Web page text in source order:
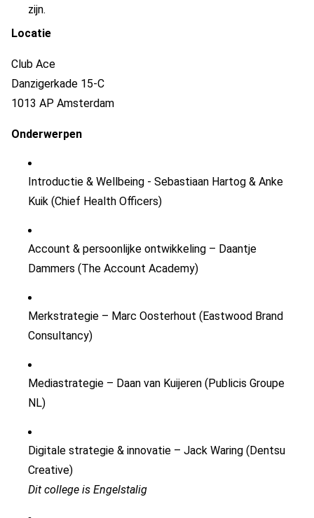
zijn.
Locatie
Club Ace
Danzigerkade 15-C
1013 AP Amsterdam
Onderwerpen
Introductie & Wellbeing - Sebastiaan Hartog & Anke
Kuik (Chief Health Officers)
Account & persoonlijke ontwikkeling – Daantje
Dammers (The Account Academy)
Merkstrategie – Marc Oosterhout (Eastwood Brand
Consultancy)
Mediastrategie – Daan van Kuijeren (Publicis Groupe
NL)
Digitale strategie & innovatie – Jack Waring (Dentsu
Creative)
Dit college is Engelstalig